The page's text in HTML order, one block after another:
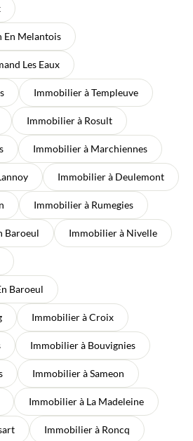
En Melantois
Les Eaux
Immobilier à Templeuve
Immobilier à Rosult
Immobilier à Marchiennes
Immobilier à Deulemont
Immobilier à Rumegies
Baroeul Immobilier à Nivelle
Baroeul
Immobilier à Croix
Immobilier à Bouvignies
Immobilier à Sameon
Immobilier à La Madeleine
Immobilier à Roncq